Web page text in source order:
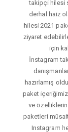
takipçi hilesi
derhal haiz
hilesi 2021
ziyaret
için
İnstagram
hazırlamış
paket
ve
paketleri
Instagram